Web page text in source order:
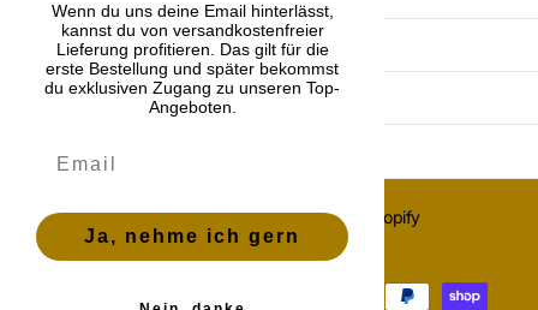
Datenschutzerklärung
Impressum
Widerrufsbelehrung
©2026OnlyGrace, Powered by Shopify
ES (EUR €) Menu Menu
Wenn du uns deine Email hinterlässt,
kannst du von versandkostenfreier
Lieferung profitieren. Das gilt für die
erste Bestellung und später bekommst
du exklusiven Zugang zu unseren Top-
Angeboten.
Ja, nehme ich gern